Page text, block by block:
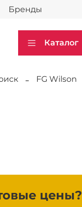
Бренды
Каталог
FG Wilson
цены?